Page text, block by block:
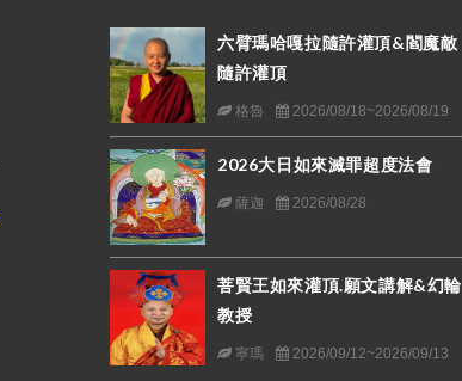
六臂瑪哈嘎拉隨許灌頂&閻魔敵
隨許灌頂
格魯 2026/08/18~2026/08/19
2026大日如來滅罪超度法會
薩迦 2026/08/28
菩賢王如來灌頂.願文講解&幻輪
教授
寧瑪 2026/09/12~2026/09/13